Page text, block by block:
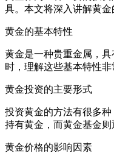
具。本文将深入讲解黄
黄金的基本特性
黄金是一种贵重金属，
时，理解这些基本特性
黄金投资的主要形式
投资黄金的方法有很多
持有黄金，而黄金基金
黄金价格的影响因素